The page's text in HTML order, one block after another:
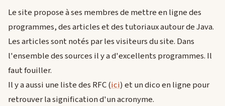
Le site propose à ses membres de mettre en ligne des
programmes, des articles et des tutoriaux autour de Java.
Les articles sont notés par les visiteurs du site. Dans
l'ensemble des sources il y a d'excellents programmes. Il
faut fouiller.
Il y a aussi une liste des RFC (ici) et un dico en ligne pour
retrouver la signification d'un acronyme.